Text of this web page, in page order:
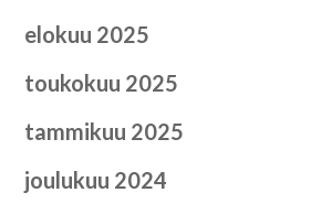
elokuu 2025
toukokuu 2025
tammikuu 2025
joulukuu 2024